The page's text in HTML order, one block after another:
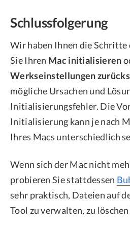
Schlussfolgerung
Wir haben Ihnen die
Sie Ihren Mac initialisieren
Werkseinstellungen
mögliche Ursachen und
Initialisierungsfehler. Die
Initialisierung kann je nach
Ihres Macs unterschiedlich
Wenn sich der Mac nicht
probieren Sie stattdessen
sehr praktisch, Dateien auf
Tool zu verwalten, zu